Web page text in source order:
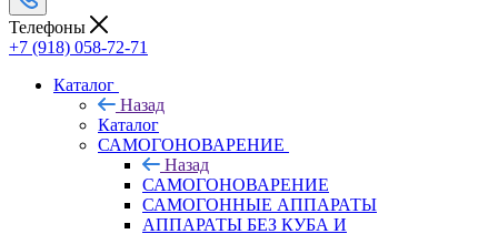
Телефоны
+7 (918) 058-72-71
Каталог
Назад
Каталог
САМОГОНОВАРЕНИЕ
Назад
САМОГОНОВАРЕНИЕ
САМОГОННЫЕ АППАРАТЫ
АППАРАТЫ БЕЗ КУБА И